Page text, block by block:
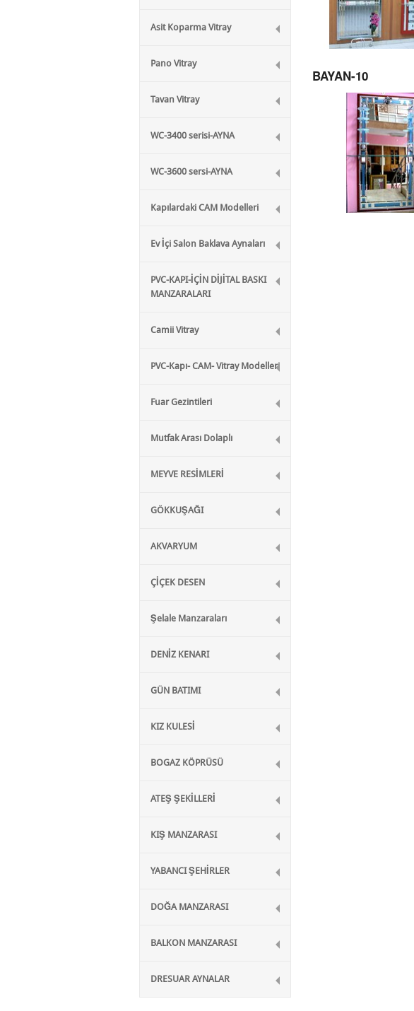
Asit Koparma Vitray
Pano Vitray
Tavan Vitray
WC-3400 serisi-AYNA
WC-3600 sersi-AYNA
Kapılardaki CAM Modelleri
Ev İçi Salon Baklava Aynaları
PVC-KAPI-İÇİN DİJİTAL BASKI
MANZARALARI
Camii Vitray
PVC-Kapı- CAM- Vitray Modelleri
Fuar Gezintileri
Mutfak Arası Dolaplı
MEYVE RESİMLERİ
GÖKKUŞAĞI
AKVARYUM
ÇİÇEK DESEN
Şelale Manzaraları
DENİZ KENARI
GÜN BATIMI
KIZ KULESİ
BOGAZ KÖPRÜSÜ
ATEŞ ŞEKİLLERİ
KIŞ MANZARASI
YABANCI ŞEHİRLER
DOĞA MANZARASI
BALKON MANZARASI
DRESUAR AYNALAR
BAYAN-10